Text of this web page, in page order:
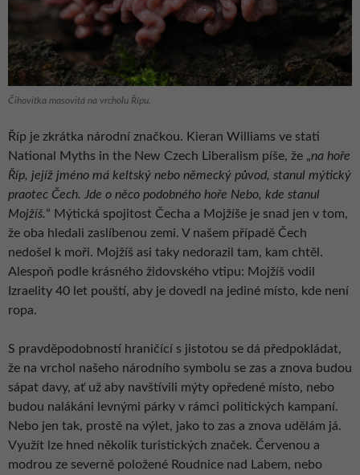
Čihovitka masovitá na vrcholu Řípu.
Říp je zkrátka národní značkou. Kieran Williams ve stati
National Myths in the New Czech Liberalism píše, že „na hoře
Říp, jejíž jméno má keltský nebo německý původ, stanul mýtický
praotec Čech. Jde o něco podobného hoře Nebo, kde stanul
Mojžíš.“ Mýtická spojitost Čecha a Mojžíše je snad jen v tom,
že oba hledali zaslíbenou zemi. V našem případě Čech
nedošel k moři. Mojžíš asi taky nedorazil tam, kam chtěl.
Alespoň podle krásného židovského vtipu: Mojžíš vodil
Izraelity 40 let pouští, aby je dovedl na jediné místo, kde není
ropa.
S pravděpodobností hraničící s jistotou se dá předpokládat,
že na vrchol našeho národního symbolu se zas a znova budou
sápat davy, ať už aby navštívili mýty opředené místo, nebo
budou nalákáni levnými párky v rámci politických kampaní.
Nebo jen tak, prostě na výlet, jako to zas a znova udělám já.
Využít lze hned několik turistických značek. Červenou a
modrou ze severně položené Roudnice nad Labem, nebo